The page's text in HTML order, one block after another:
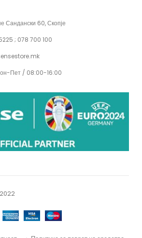
Сандански 60, Скопје
; 078 700 100
Пет / 08:00-16:00